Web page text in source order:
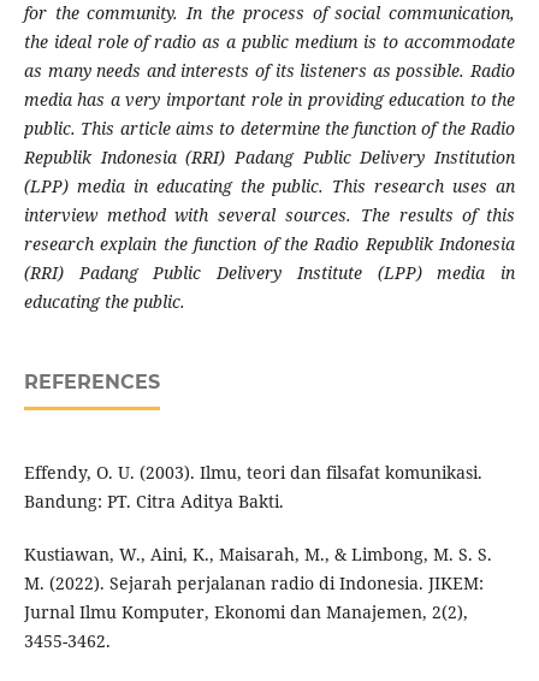
for the community. In the process of social communication,
the ideal role of radio as a public medium is to accommodate
as many needs and interests of its listeners as possible. Radio
media has a very important role in providing education to the
public. This article aims to determine the function of the Radio
Republik Indonesia (RRI) Padang Public Delivery Institution
(LPP) media in educating the public. This research uses an
interview method with several sources. The results of this
research explain the function of the Radio Republik Indonesia
(RRI) Padang Public Delivery Institute (LPP) media in
educating the public.
REFERENCES
Effendy, O. U. (2003). Ilmu, teori dan filsafat komunikasi.
Bandung: PT. Citra Aditya Bakti.
Kustiawan, W., Aini, K., Maisarah, M., & Limbong, M. S. S.
M. (2022). Sejarah perjalanan radio di Indonesia. JIKEM:
Jurnal Ilmu Komputer, Ekonomi dan Manajemen, 2(2),
3455-3462.